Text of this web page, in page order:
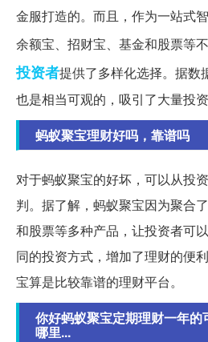
金服打造的。而且，作为一站式
余额宝、招财宝、基金和股票等
投资者提供了多样化选择。据数
也是相当可观的，吸引了大量投资
蚂蚁聚宝理财好吗，靠谱吗
对于蚂蚁聚宝的好坏，可以从投
判。据了解，蚂蚁聚宝因为聚合
和股票等多种产品，让投资者可
同的投资方式，增加了理财的便
宝算是比较靠谱的理财平台。
你好蚂蚁聚宝定期理财一年
哪里...